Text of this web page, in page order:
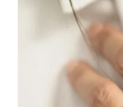
Prenumeruoti